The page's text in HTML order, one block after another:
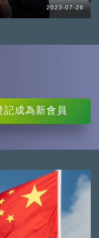
2023-07-26
記成為新會員